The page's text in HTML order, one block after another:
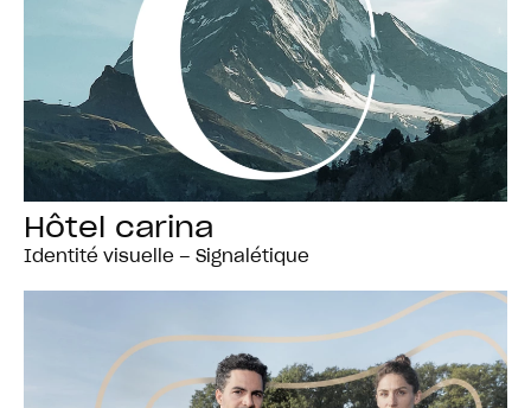
Hôtel carina
Identité visuelle – Signalétique